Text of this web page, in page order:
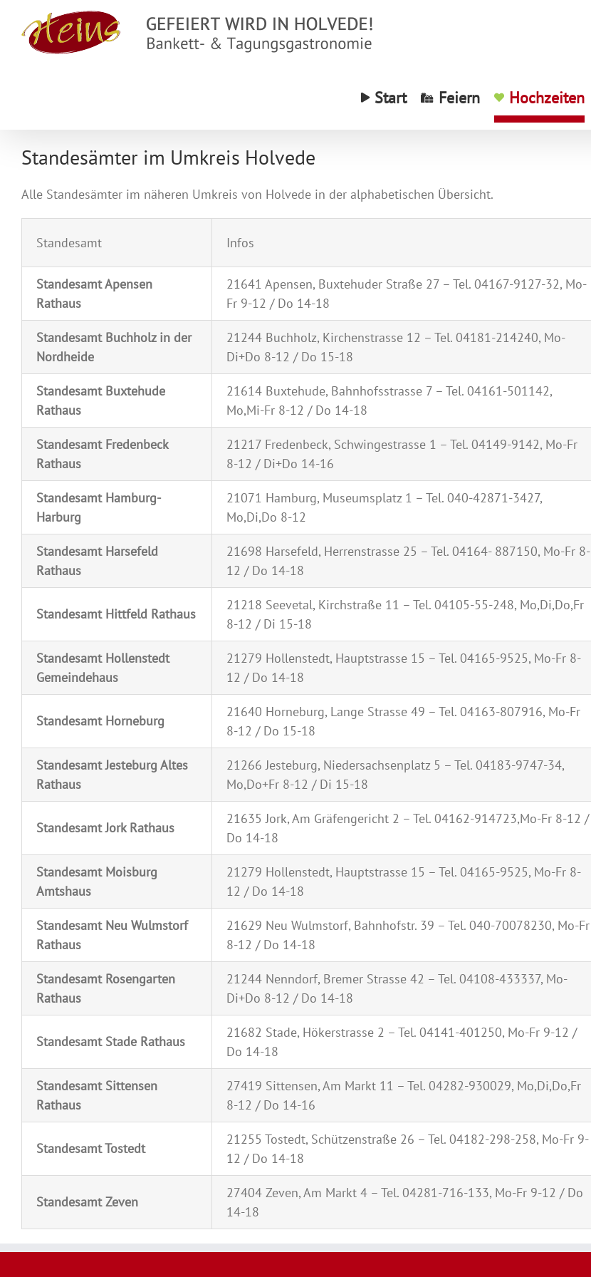
Inhalt
springen
Start Feiern Hochzeiten
Standesämter im Umkreis Holvede
Alle Standesämter im näheren Umkreis von Holvede in der alphabetischen Übersicht.
Standesamt Infos
Standesamt Apensen
Rathaus
21641 Apensen, Buxtehuder Straße 27 – Tel. 04167-9127-32, Mo-
Fr 9-12 / Do 14-18
Standesamt Buchholz in der
Nordheide
21244 Buchholz, Kirchenstrasse 12 – Tel. 04181-214240, Mo-
Di+Do 8-12 / Do 15-18
Standesamt Buxtehude
Rathaus
21614 Buxtehude, Bahnhofsstrasse 7 – Tel. 04161-501142,
Mo,Mi-Fr 8-12 / Do 14-18
Standesamt Fredenbeck
Rathaus
21217 Fredenbeck, Schwingestrasse 1 – Tel. 04149-9142, Mo-Fr
8-12 / Di+Do 14-16
Standesamt Hamburg-
Harburg
21071 Hamburg, Museumsplatz 1 – Tel. 040-42871-3427,
Mo,Di,Do 8-12
Standesamt Harsefeld
Rathaus
21698 Harsefeld, Herrenstrasse 25 – Tel. 04164- 887150, Mo-Fr 8-
12 / Do 14-18
Standesamt Hittfeld Rathaus
21218 Seevetal, Kirchstraße 11 – Tel. 04105-55-248, Mo,Di,Do,Fr
8-12 / Di 15-18
Standesamt Hollenstedt
Gemeindehaus
21279 Hollenstedt, Hauptstrasse 15 – Tel. 04165-9525, Mo-Fr 8-
12 / Do 14-18
Standesamt Horneburg
21640 Horneburg, Lange Strasse 49 – Tel. 04163-807916, Mo-Fr
8-12 / Do 15-18
Standesamt Jesteburg Altes
Rathaus
21266 Jesteburg, Niedersachsenplatz 5 – Tel. 04183-9747-34,
Mo,Do+Fr 8-12 / Di 15-18
Standesamt Jork Rathaus
21635 Jork, Am Gräfengericht 2 – Tel. 04162-914723,Mo-Fr 8-12 /
Do 14-18
Standesamt Moisburg
Amtshaus
21279 Hollenstedt, Hauptstrasse 15 – Tel. 04165-9525, Mo-Fr 8-
12 / Do 14-18
Standesamt Neu Wulmstorf
Rathaus
21629 Neu Wulmstorf, Bahnhofstr. 39 – Tel. 040-70078230, Mo-Fr
8-12 / Do 14-18
Standesamt Rosengarten
Rathaus
21244 Nenndorf, Bremer Strasse 42 – Tel. 04108-433337, Mo-
Di+Do 8-12 / Do 14-18
Standesamt Stade Rathaus
21682 Stade, Hökerstrasse 2 – Tel. 04141-401250, Mo-Fr 9-12 /
Do 14-18
Standesamt Sittensen
Rathaus
27419 Sittensen, Am Markt 11 – Tel. 04282-930029, Mo,Di,Do,Fr
8-12 / Do 14-16
Standesamt Tostedt
21255 Tostedt, Schützenstraße 26 – Tel. 04182-298-258, Mo-Fr 9-
12 / Do 14-18
Standesamt Zeven
27404 Zeven, Am Markt 4 – Tel. 04281-716-133, Mo-Fr 9-12 / Do
14-18